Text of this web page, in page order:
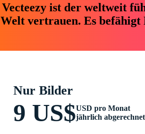
Vecteezy ist der weltweit
Welt vertrauen. Es
Nur Bilder
9 US$USD pro Monat
jährlich abgerechnet